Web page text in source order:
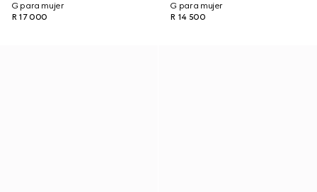
G para mujer
R 17 000
G para mujer
R 14 500